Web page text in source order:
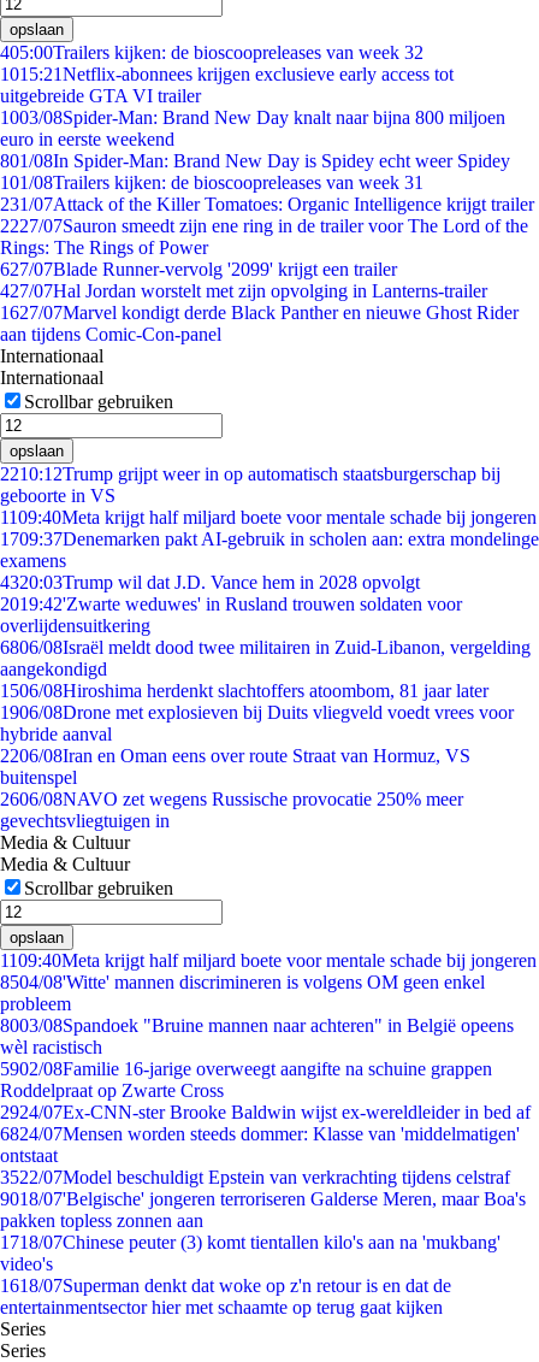
opslaan
405:00Trailers kijken: de bioscoopreleases van week 32
1015:21Netflix-abonnees krijgen exclusieve early access tot
uitgebreide GTA VI trailer
1003/08Spider-Man: Brand New Day knalt naar bijna 800 miljoen
euro in eerste weekend
801/08In Spider-Man: Brand New Day is Spidey echt weer Spidey
101/08Trailers kijken: de bioscoopreleases van week 31
231/07Attack of the Killer Tomatoes: Organic Intelligence krijgt trailer
2227/07Sauron smeedt zijn ene ring in de trailer voor The Lord of the
Rings: The Rings of Power
627/07Blade Runner-vervolg '2099' krijgt een trailer
427/07Hal Jordan worstelt met zijn opvolging in Lanterns-trailer
1627/07Marvel kondigt derde Black Panther en nieuwe Ghost Rider
aan tijdens Comic-Con-panel
Internationaal
Internationaal
Scrollbar gebruiken
opslaan
2210:12Trump grijpt weer in op automatisch staatsburgerschap bij
geboorte in VS
1109:40Meta krijgt half miljard boete voor mentale schade bij jongeren
1709:37Denemarken pakt AI-gebruik in scholen aan: extra mondelinge
examens
4320:03Trump wil dat J.D. Vance hem in 2028 opvolgt
2019:42'Zwarte weduwes' in Rusland trouwen soldaten voor
overlijdensuitkering
6806/08Israël meldt dood twee militairen in Zuid-Libanon, vergelding
aangekondigd
1506/08Hiroshima herdenkt slachtoffers atoombom, 81 jaar later
1906/08Drone met explosieven bij Duits vliegveld voedt vrees voor
hybride aanval
2206/08Iran en Oman eens over route Straat van Hormuz, VS
buitenspel
2606/08NAVO zet wegens Russische provocatie 250% meer
gevechtsvliegtuigen in
Media & Cultuur
Media & Cultuur
Scrollbar gebruiken
opslaan
1109:40Meta krijgt half miljard boete voor mentale schade bij jongeren
8504/08'Witte' mannen discrimineren is volgens OM geen enkel
probleem
8003/08Spandoek "Bruine mannen naar achteren" in België opeens
wèl racistisch
5902/08Familie 16-jarige overweegt aangifte na schuine grappen
Roddelpraat op Zwarte Cross
2924/07Ex-CNN-ster Brooke Baldwin wijst ex-wereldleider in bed af
6824/07Mensen worden steeds dommer: Klasse van 'middelmatigen'
ontstaat
3522/07Model beschuldigt Epstein van verkrachting tijdens celstraf
9018/07'Belgische' jongeren terroriseren Galderse Meren, maar Boa's
pakken topless zonnen aan
1718/07Chinese peuter (3) komt tientallen kilo's aan na 'mukbang'
video's
1618/07Superman denkt dat woke op z'n retour is en dat de
entertainmentsector hier met schaamte op terug gaat kijken
Series
Series